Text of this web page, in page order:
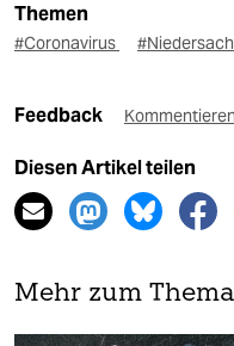
Themen
#Coronavirus
Feedback Kommentieren
Diesen Artikel teilen
Mehr zum Thema